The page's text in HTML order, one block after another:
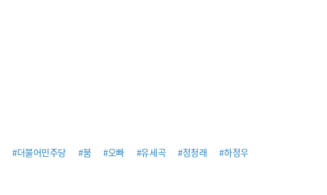
#더불어민주당 #붐 #오빠 #유세곡 #정청래 #하정우